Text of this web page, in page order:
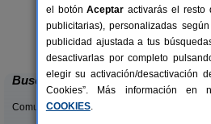
Art Rustic Suites
Chert (Castellón)
Buscar
Comunidades:
el botónAceptar activarás el resto
publicitarias), personalizadas
publicidad ajustada a tus
desactivarlas por completo
elegir su activación/desactivación
Cookies”. Más información en
COOKIES.